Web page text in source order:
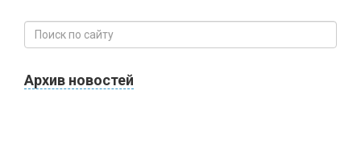
Архив новостей